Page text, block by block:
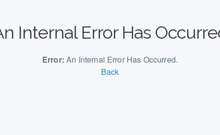
Internal Error Has
Error:An Internal Error Has Occurred.
Back